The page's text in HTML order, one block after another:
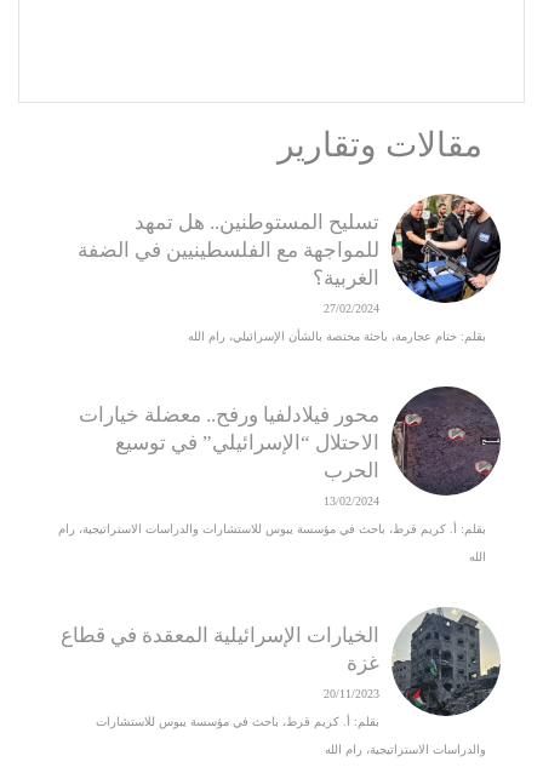
مقالات وتقارير
تسليح المستوطنين.. هل تمهد
للمواجهة مع الفلسطينيين في الضفة
الغربية؟
27/02/2024
بقلم: ختام عجارمة، باحثة مختصة بالشأن الإسرائيلي، رام الله
محور فيلادلفيا ورفح.. معضلة خيارات
الاحتلال “الإسرائيلي” في توسيع
الحرب
13/02/2024
بقلم: أ. كريم قرط، باحث في مؤسسة يبوس للاستشارات والدراسات الاستراتيجية، رام
الله
الخيارات الإسرائيلية المعقدة في قطاع
غزة
20/11/2023
بقلم: أ. كريم قرط، باحث في مؤسسة يبوس للاستشارات
والدراسات الاستراتيجية، رام الله